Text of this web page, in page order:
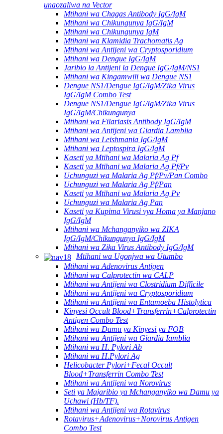
unaozaliwa na Vector
Mtihani wa Chagas Antibody IgG/IgM
Mtihani wa Chikungunya IgG/IgM
Mtihani wa Chikungunya IgM
Mtihani wa Klamidia Trachomatis Ag
Mtihani wa Antijeni wa Cryptosporidium
Mtihani wa Dengue IgG/IgM
Jaribio la Antijeni la Dengue IgG/IgM/NS1
Mtihani wa Kingamwili wa Dengue NS1
Dengue NS1/Dengue IgG/IgM/Zika Virus
IgG/IgM Combo Test
Dengue NS1/Dengue IgG/IgM/Zika Virus
IgG/IgM/Chikungunya
Mtihani wa Filariasis Antibody IgG/IgM
Mtihani wa Antijeni wa Giardia Lamblia
Mtihani wa Leishmania IgG/IgM
Mtihani wa Leptospira IgG/IgM
Kaseti ya Mtihani wa Malaria Ag Pf
Kaseti ya Mtihani wa Malaria Ag Pf/Pv
Uchunguzi wa Malaria Ag Pf/Pv/Pan Combo
Uchunguzi wa Malaria Ag Pf/Pan
Kaseti ya Mtihani wa Malaria Ag Pv
Uchunguzi wa Malaria Ag Pan
Kaseti ya Kupima Virusi vya Homa ya Manjano
IgG/IgM
Mtihani wa Mchanganyiko wa ZIKA
IgG/IgM/Chikungunya IgG/IgM
Mtihani wa Zika Virus Antibody IgG/IgM
Mtihani wa Ugonjwa wa Utumbo
Mtihani wa Adenovirus Antigen
Mtihani wa Calprotectin wa CALP
Mtihani wa Antijeni wa Clostridium Difficile
Mtihani wa Antijeni wa Cryptosporidium
Mtihani wa Antijeni wa Entamoeba Histolytica
Kinyesi Occult Blood+Transferrin+Calprotectin
Antigen Combo Test
Mtihani wa Damu ya Kinyesi ya FOB
Mtihani wa Antijeni wa Giardia Iamblia
Mtihani wa H. Pylori Ab
Mtihani wa H.Pylori Ag
Helicobacter Pylori+Fecal Occult
Blood+Transferrin Combo Test
Mtihani wa Antijeni wa Norovirus
Seti ya Majaribio ya Mchanganyiko wa Damu ya
Uchawi (Hb/TF).
Mtihani wa Antijeni wa Rotavirus
Rotavirus+Adenovirus+Norovirus Antigen
Combo Test